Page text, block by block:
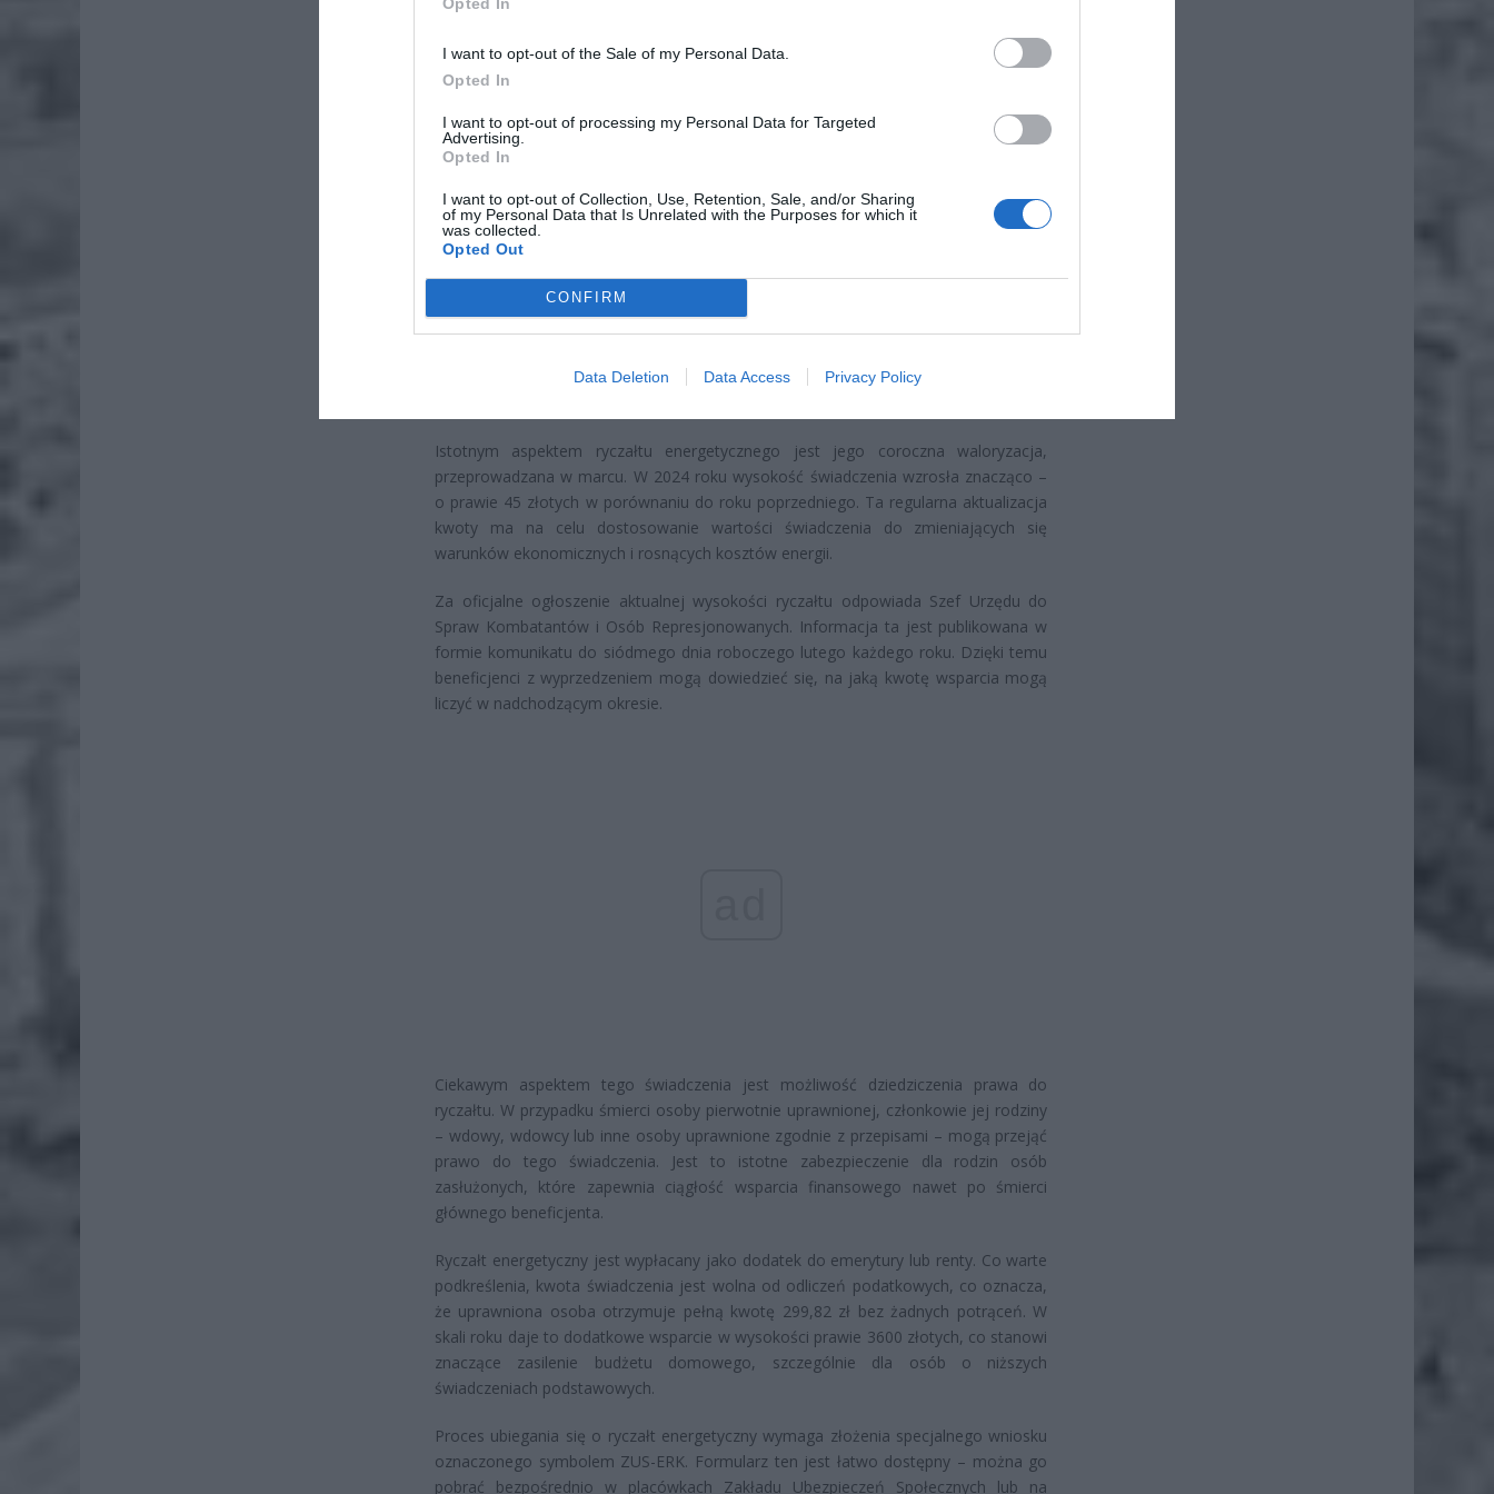
I want to opt-out of the Sale of my Personal Data.
Opted In
I want to opt-out of processing my Personal Data for Targeted
Advertising.
Opted In
I want to opt-out of Collection, Use, Retention, Sale, and/or Sharing
of my Personal Data that Is Unrelated with the Purposes for which it
was collected.
Opted Out
CONFIRM
Data Deletion Data Access Privacy Policy
ZOBACZ RÓWNIEŻ:
Lidl przecenił hit do kuchni. Air fryer tańszy aż o 150 zł, a to dopiero
4 sierpnia 2026 16:06
Pieniądze dla milionów polskich rodzin. ZUS wypłacił już 173 mln zł.
Istotnym aspektem ryczałtu energetycznego jest jego coroczna waloryzacja,
przeprowadzana w marcu. W 2024 roku wysokość świadczenia wzrosła znacząco –
o prawie 45 złotych w porównaniu do roku poprzedniego. Ta regularna aktualizacja
kwoty ma na celu dostosowanie wartości świadczenia do zmieniających się
warunków ekonomicznych i rosnących kosztów energii.
Za oficjalne ogłoszenie aktualnej wysokości ryczałtu odpowiada Szef Urzędu do
Spraw Kombatantów i Osób Represjonowanych. Informacja ta jest publikowana w
formie komunikatu do siódmego dnia roboczego lutego każdego roku. Dzięki temu
beneficjenci z wyprzedzeniem mogą dowiedzieć się, na jaką kwotę wsparcia mogą
liczyć w nadchodzącym okresie.
Ciekawym aspektem tego świadczenia jest możliwość dziedziczenia prawa do
ryczałtu. W przypadku śmierci osoby pierwotnie uprawnionej, członkowie jej rodziny
– wdowy, wdowcy lub inne osoby uprawnione zgodnie z przepisami – mogą przejąć
prawo do tego świadczenia. Jest to istotne zabezpieczenie dla rodzin osób
zasłużonych, które zapewnia ciągłość wsparcia finansowego nawet po śmierci
głównego beneficjenta.
Ryczałt energetyczny jest wypłacany jako dodatek do emerytury lub renty. Co warte
podkreślenia, kwota świadczenia jest wolna od odliczeń podatkowych, co oznacza,
że uprawniona osoba otrzymuje pełną kwotę 299,82 zł bez żadnych potrąceń. W
skali roku daje to dodatkowe wsparcie w wysokości prawie 3600 złotych, co stanowi
znaczące zasilenie budżetu domowego, szczególnie dla osób o niższych
świadczeniach podstawowych.
Proces ubiegania się o ryczałt energetyczny wymaga złożenia specjalnego wniosku
oznaczonego symbolem ZUS-ERK. Formularz ten jest łatwo dostępny – można go
pobrać bezpośrednio w placówkach Zakładu Ubezpieczeń Społecznych lub na